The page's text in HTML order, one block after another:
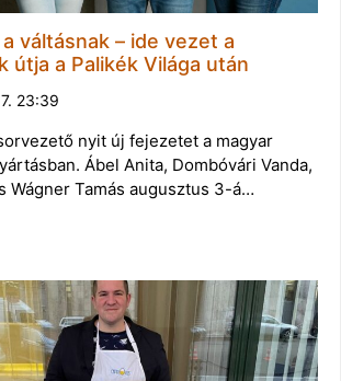
váltásnak – ide vezet a
útja a Palikék Világa után
23:39
nyit új fejezetet a magyar
Ábel Anita, Dombóvári Vanda,
Wágner Tamás augusztus 3-á…